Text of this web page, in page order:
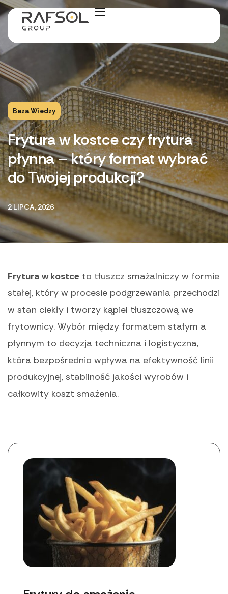
Baza Wiedzy
Frytura w kostce czy frytura
płynna – który format wybrać
do Twojej produkcji?
2 LIPCA, 2026
Frytura w kostce to tłuszcz smażalniczy w formie
stałej, który w procesie podgrzewania przechodzi
w stan ciekły i tworzy kąpiel tłuszczową we
frytownicy. Wybór między formatem stałym a
płynnym to decyzja techniczna i logistyczna,
która bezpośrednio wpływa na efektywność linii
produkcyjnej, stabilność jakości wyrobów i
całkowity koszt smażenia.